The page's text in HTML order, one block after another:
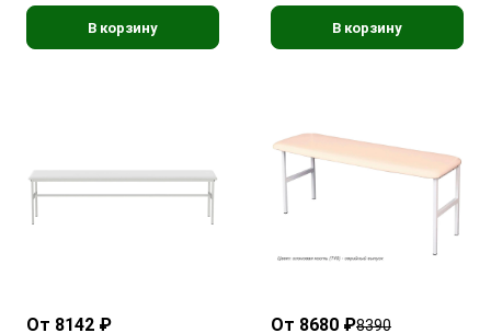
В корзину В корзину
От 8142 ₽ От 8680 ₽8390